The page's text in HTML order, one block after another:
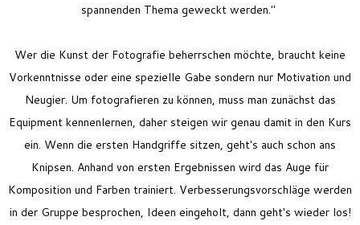
spannenden Thema geweckt werden."
Wer die Kunst der Fotografie beherrschen möchte, braucht keine
Vorkenntnisse oder eine spezielle Gabe sondern nur Motivation und
Neugier. Um fotografieren zu können, muss man zunächst das
Equipment kennenlernen, daher steigen wir genau damit in den Kurs
ein. Wenn die ersten Handgriffe sitzen, geht's auch schon ans
Knipsen. Anhand von ersten Ergebnissen wird das Auge für
Komposition und Farben trainiert. Verbesserungsvorschläge werden
in der Gruppe besprochen, Ideen eingeholt, dann geht's wieder los!